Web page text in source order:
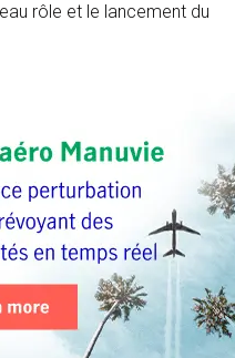
rôle et le lancement du